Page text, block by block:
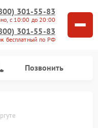
301-55-83
с 10:00 до 20:00
301-55-83
бесплатный по РФ
Позвонить